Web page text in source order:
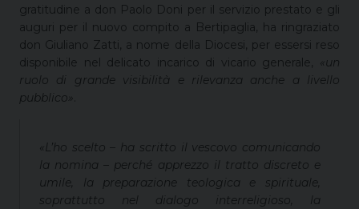
gratitudine a don Paolo Doni per il servizio prestato e gli
auguri per il nuovo compito a Bertipaglia, ha ringraziato
don Giuliano Zatti, a nome della Diocesi, per essersi reso
disponibile nel delicato incarico di vicario generale, «un
ruolo di grande visibilità e rilevanza anche a livello
pubblico»
«L’ho scelto – ha scritto il vescovo comunicando
la nomina – perché apprezzo il tratto discreto e
umile, la preparazione teologica e spirituale,
soprattutto nel dialogo interreligioso, la